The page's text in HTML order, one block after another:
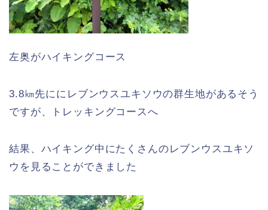
左奥がハイキングコース
3.8㎞先ににレブンウスユキソウの群生地があるそう
ですが、トレッキングコースへ
結果、ハイキング中にたくさんのレブンウスユキソ
ウを見ることができました